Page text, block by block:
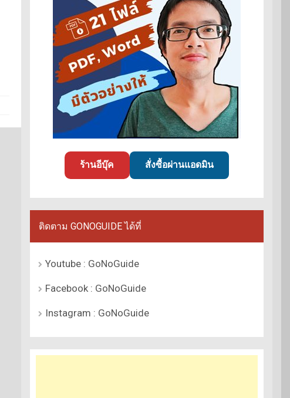
ร้านอีบุ๊ค สั่งซื้อผ่านแอดมิน
ติดตาม GONOGUIDE ได้ที่
Youtube : GoNoGuide
Facebook : GoNoGuide
Instagram : GoNoGuide